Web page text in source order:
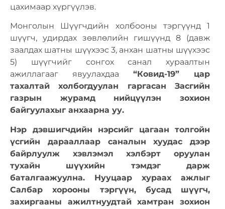
цахимаар хүргүүлэв.
Монголын Шүүгчдийн холбооны тэргүүнд 1
шүүгч, удирдах зөвлөлийн гишүүнд 8 (давж
заалдах шатны шүүхээс 3, анхан шатны шүүхээс
5) шүүгчийг сонгох санал хураалтын
ажиллагааг явуулахдаа “Ковид-19” цар
тахалтай холбогдуулан гаргасан Засгийн
газрын журамд нийцүүлэн зохион
байгуулахыг анхаарна уу.
Нэр дэвшигчдийн нэрсийг цагаан толгойн
үсгийн дарааллаар саналын хуудас дээр
байрлуулж хэвлэмэл хэлбэрт оруулан
тухайн шүүхийн тэмдэг дарж
баталгаажуулна. Нууцаар хураах ажлыг
Салбар хорооны тэргүүн, бусад шүүгч,
захиргааны ажилтнуудтай хамтран зохион